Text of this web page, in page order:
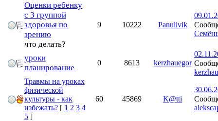
Оценки ребенку
с 3 группой
здоровья по
зрению
что делать?
9 10222 Panulivik
уроки
планирование
0 8613 kerzhauegor
Травмы на уроках
физической
культуры - как
избежать? [ 1 2 3 4
5 ]
60 45869 K@tti